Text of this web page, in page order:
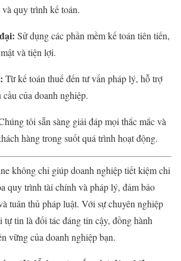
quy trình kế toán.
Sử dụng các phần mềm kế toán tiên tiến,
và tiện lợi.
Từ kế toán thuế đến tư vấn pháp lý, hỗ trợ
của doanh nghiệp.
tôi sẵn sàng giải đáp mọi thắc mắc và
hàng trong suốt quá trình hoạt động.
không chỉ giúp doanh nghiệp tiết kiệm chi
quy trình tài chính và pháp lý, đảm bảo
tuân thủ pháp luật. Với sự chuyên nghiệp
tự tin là đối tác đáng tin cậy, đồng hành
vững của doanh nghiệp bạn.